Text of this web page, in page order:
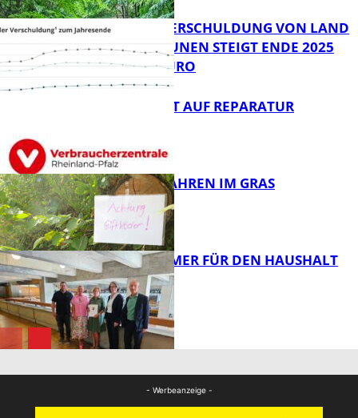
FB News
FB News
PRO-KOPF-VERSCHULDUNG VON LAND
UND KOMMUNEN STEIGT ENDE 2025
AUF 9.600 EURO
FB News
NEUES RECHT AUF REPARATUR
Panorama
GIFTIGE GEFAHREN IM GRAS
40 JAHRE IMMER FÜR DEN HAUSHALT
DA
- Werbeanzeige -